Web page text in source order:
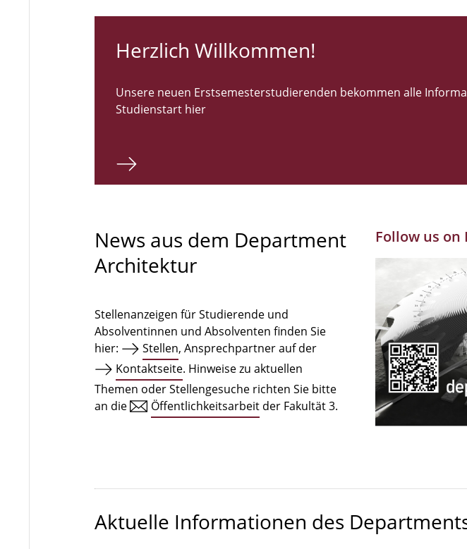
Herzlich Willkommen!
Unsere neuen Erstsemesterstudierenden bekommen alle
Studienstart hier
News aus dem Department
Architektur
Stellenanzeigen für Studierende und
Absolventinnen und Absolventen finden Sie
hier:
Stellen, Ansprechpartner auf der
Kontaktseite. Hinweise zu aktuellen
Themen oder Stellengesuche richten Sie bitte
an die
Öffentlichkeitsarbeit der Fakultät 3.
Follow us on
Aktuelle Informationen des